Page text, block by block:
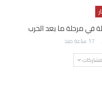
في مرحلة ما بعد الحرب
17 ساعة منذ